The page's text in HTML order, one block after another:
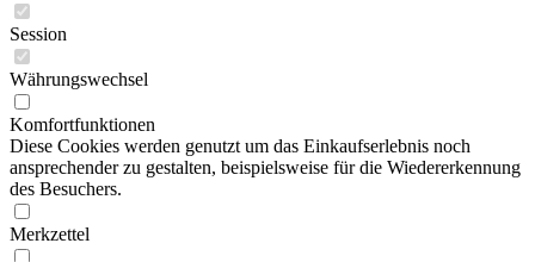
Session
Währungswechsel
Komfortfunktionen
Diese Cookies werden genutzt um das Einkaufserlebnis noch
ansprechender zu gestalten, beispielsweise für die Wiedererkennung
des Besuchers.
Merkzettel